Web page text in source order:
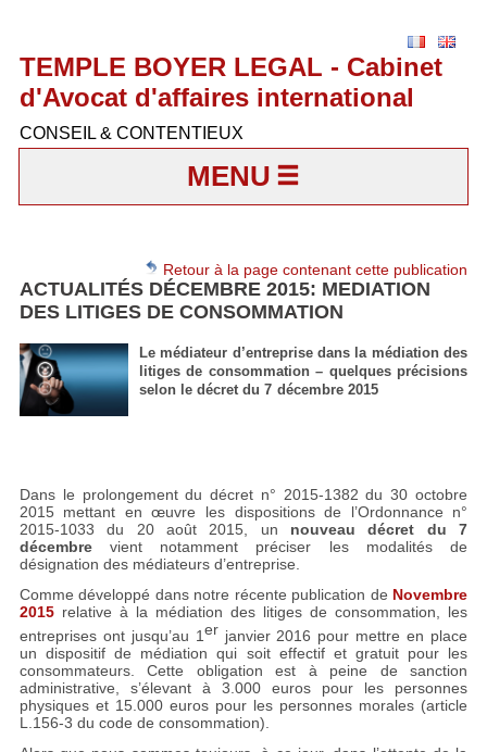
TEMPLE BOYER LEGAL - Cabinet
d'Avocat d'affaires international
CONSEIL & CONTENTIEUX
MENU
Retour à la page contenant cette publication
ACTUALITÉS DÉCEMBRE 2015: MEDIATION
DES LITIGES DE CONSOMMATION
Le médiateur d’entreprise dans la médiation des
litiges de consommation – quelques précisions
selon le décret du 7 décembre 2015
Dans le prolongement du décret n° 2015-1382 du 30 octobre
2015 mettant en œuvre les dispositions de l’Ordonnance n°
2015-1033 du 20 août 2015, un nouveau décret du 7
décembrevient notamment préciser les modalités de
désignation des médiateurs d’entreprise.
Comme développé dans notre récente publication de Novembre
2015relative à la médiation des litiges de consommation, les
entreprises ont jusqu’au 1er janvier 2016 pour mettre en place
un dispositif de médiation qui soit effectif et gratuit pour les
consommateurs. Cette obligation est à peine de sanction
administrative, s’élevant à 3.000 euros pour les personnes
physiques et 15.000 euros pour les personnes morales (article
L.156-3 du code de consommation).